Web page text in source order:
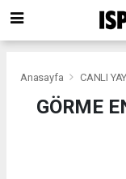
Anasayfa CANLI
GÖRME